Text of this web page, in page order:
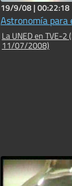
19/9/08 |00:22:18
Astronomía para
La UNED en TVE-
11/07/2008)